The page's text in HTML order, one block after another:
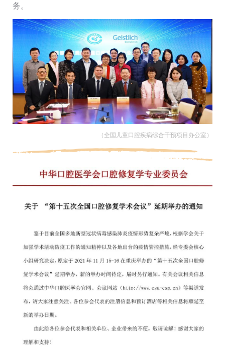
务。
（全国儿童口腔疾病综合干预项目办公室）